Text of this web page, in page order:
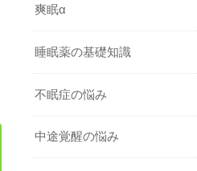
爽眠α
睡眠薬の基礎知識
不眠症の悩み
中途覚醒の悩み